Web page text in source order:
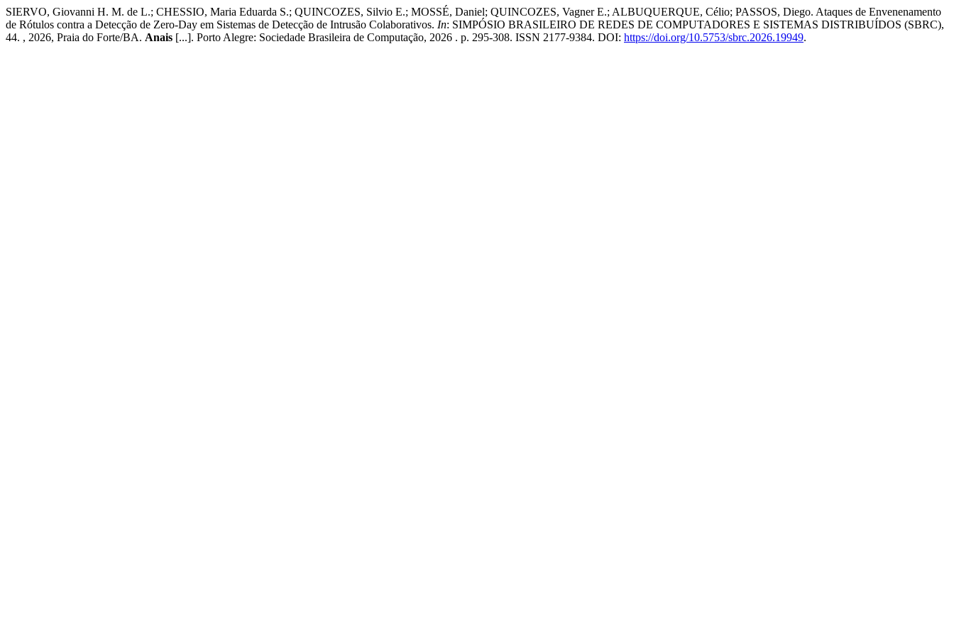
SIERVO, Giovanni H. M. de L.; CHESSIO, Maria Eduarda S.; QUINCOZES, Silvio E.; MOSSÉ, Daniel; QUINCOZES, Vagner E.; ALBUQUERQUE, Célio; PASSOS, Diego. Ataques de Envenenamento
de Rótulos contra a Detecção de Zero-Day em Sistemas de Detecção de Intrusão Colaborativos. In: SIMPÓSIO BRASILEIRO DE REDES DE COMPUTADORES E SISTEMAS DISTRIBUÍDOS (SBRC),
44. , 2026, Praia do Forte/BA. Anais [...]. Porto Alegre: Sociedade Brasileira de Computação, 2026 . p. 295-308. ISSN 2177-9384. DOI: https://doi.org/10.5753/sbrc.2026.19949.